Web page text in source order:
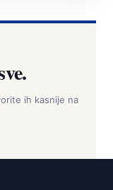
ih kasnije na